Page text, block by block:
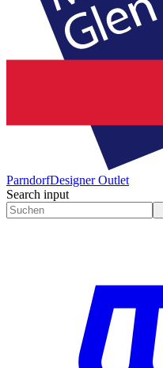
ParndorfDesigner Outlet
Search input